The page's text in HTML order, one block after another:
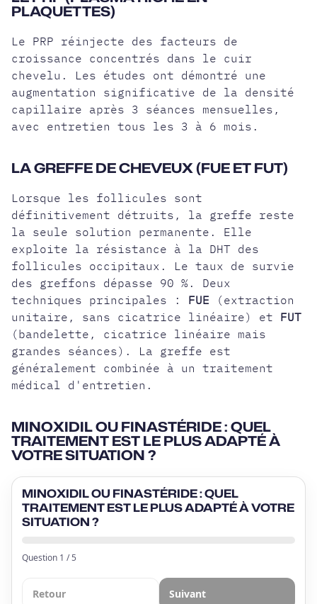
PLAQUETTES)
Le PRP réinjecte des facteurs de
croissance concentrés dans le cuir
chevelu. Les études ont démontré une
augmentation significative de la densité
capillaire après 3 séances mensuelles,
avec entretien tous les 3 à 6 mois.
LA GREFFE DE CHEVEUX (FUE ET FUT)
Lorsque les follicules sont
définitivement détruits, la greffe reste
la seule solution permanente. Elle
exploite la résistance à la DHT des
follicules occipitaux. Le taux de survie
des greffons dépasse 90 %. Deux
techniques principales : FUE (extraction
unitaire, sans cicatrice linéaire) et FUT
(bandelette, cicatrice linéaire mais
grandes séances). La greffe est
généralement combinée à un traitement
médical d'entretien.
MINOXIDIL OU FINASTÉRIDE : QUEL
TRAITEMENT EST LE PLUS ADAPTÉ À
VOTRE SITUATION ?
MINOXIDIL OU FINASTÉRIDE : QUEL
TRAITEMENT EST LE PLUS ADAPTÉ À VOTRE
SITUATION ?
Question 1 /5
Retour Suivant